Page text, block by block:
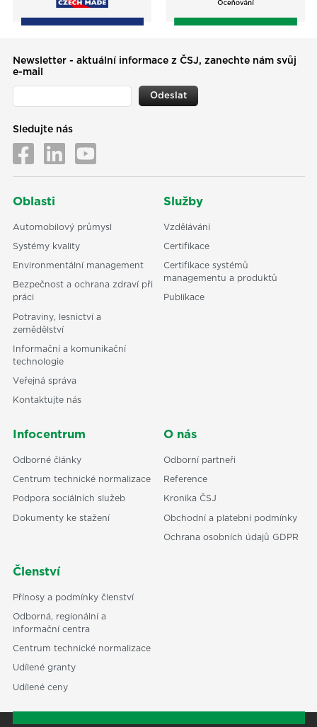
Newsletter - aktuální informace z ČSJ, zanechte nám svůj
e-mail
Odeslat
Sledujte nás
Oblasti
Automobilový průmysl
Systémy kvality
Environmentální management
Bezpečnost a ochrana zdraví při
práci
Potraviny, lesnictví a
zemědělství
Informační a komunikační
technologie
Veřejná správa
Kontaktujte nás
Služby
Vzdělávání
Certifikace
Certifikace systémů
managementu a produktů
Publikace
Infocentrum
Odborné články
Centrum technické normalizace
Podpora sociálních služeb
Dokumenty ke stažení
O nás
Odborní partneři
Reference
Kronika ČSJ
Obchodní a platební podmínky
Ochrana osobních údajů GDPR
Členství
Přínosy a podmínky členství
Odborná, regionální a
informační centra
Centrum technické normalizace
Udílené granty
Udílené ceny